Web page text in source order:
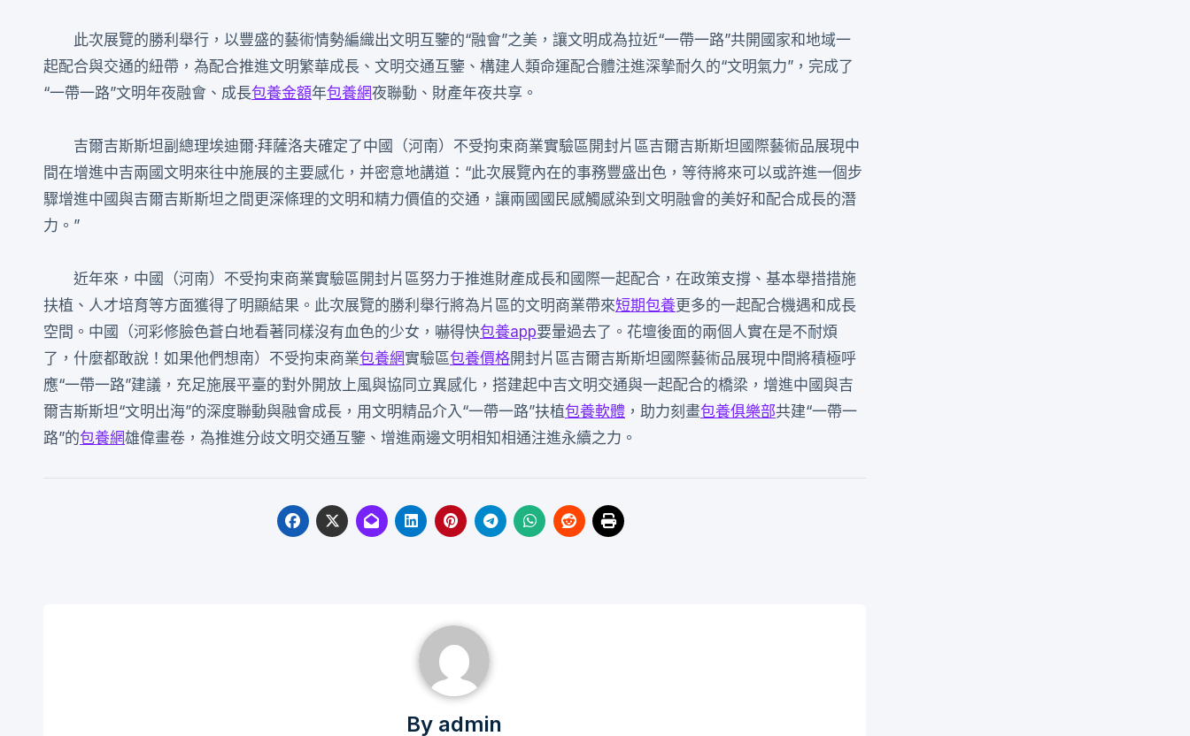
此次展覽的勝利舉行，以豐盛的藝術情勢編織出文明互鑒的“融會”之美，讓文明成為拉近“一帶一路”共開國家和地域一
起配合與交通的紐帶，為配合推進文明繁華成長、文明交通互鑒、構建人類命運配合體注進深摯耐久的“文明氣力”，完成了
“一帶一路”文明年夜融會、成長包養金額年包養網夜聯動、財產年夜共享。
吉爾吉斯斯坦副總理埃迪爾·拜薩洛夫確定了中國（河南）不受拘束商業實驗區開封片區吉爾吉斯斯坦國際藝術品展現中
間在增進中吉兩國文明來往中施展的主要感化，并密意地講道：“此次展覽內在的事務豐盛出色，等待將來可以或許進一個步
驟增進中國與吉爾吉斯斯坦之間更深條理的文明和精力價值的交通，讓兩國國民感觸感染到文明融會的美好和配合成長的潛
力。”
近年來，中國（河南）不受拘束商業實驗區開封片區努力于推進財產成長和國際一起配合，在政策支撐、基本舉措措施
扶植、人才培育等方面獲得了明顯結果。此次展覽的勝利舉行將為片區的文明商業帶來短期包養更多的一起配合機遇和成長
空間。中國（河彩修臉色蒼白地看著同樣沒有血色的少女，嚇得快包養app要暈過去了。花壇後面的兩個人實在是不耐煩
了，什麼都敢說！如果他們想南）不受拘束商業包養網實驗區包養價格開封片區吉爾吉斯斯坦國際藝術品展現中間將積極呼
應“一帶一路”建議，充足施展平臺的對外開放上風與協同立異感化，搭建起中吉文明交通與一起配合的橋梁，增進中國與吉
爾吉斯斯坦“文明出海”的深度聯動與融會成長，用文明精品介入“一帶一路”扶植包養軟體 ，助力刻畫包養俱樂部共建“一帶一
路”的包養網雄偉畫卷，為推進分歧文明交通互鑒、增進兩邊文明相知相通注進永續之力。
By admin